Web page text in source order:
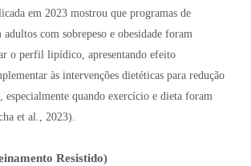
em 2023 mostrou que programas de
com sobrepeso e obesidade foram
o perfil lipídico, apresentando efeito
às intervenções dietéticas para redução
quando exercício e dieta foram
et al., 2023).
Resistido)